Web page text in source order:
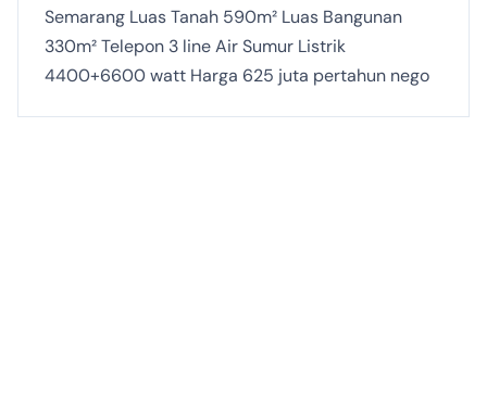
Semarang Luas Tanah 590m² Luas Bangunan
330m² Telepon 3 line Air Sumur Listrik
4400+6600 watt Harga 625 juta pertahun nego